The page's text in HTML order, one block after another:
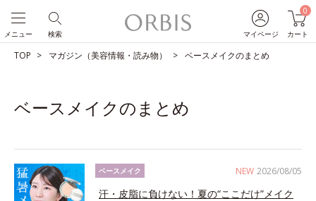
マイページ
0
カート
検索
メニュー
TOP マガジン（美容情報・読み物） ベースメイクのまとめ
ベースメイクのまとめ
NEW 2026/08/05
ベースメイク
汗・皮脂に負けない！夏の“ここだけ”メイク